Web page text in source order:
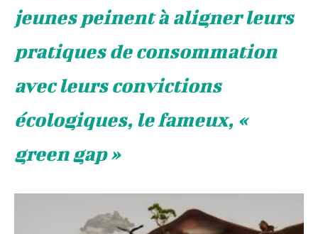
jeunes peinent à aligner leurs
pratiques de consommation
avec leurs convictions
écologiques, le fameux, «
green gap »